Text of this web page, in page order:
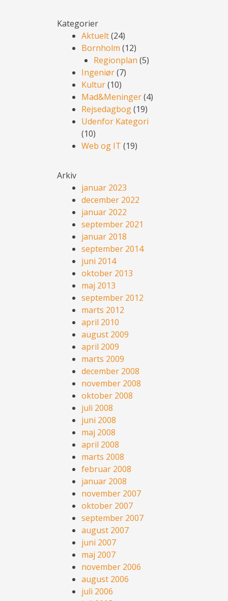
Kategorier
Aktuelt(24)
Bornholm (12)
Regionplan (5)
Ingeniør(7)
Kultur(10)
Mad&Meninger(4)
Rejsedagbog(19)
Udenfor Kategori
(10)
Web og IT (19)
Arkiv
januar 2023
december 2022
januar 2022
september 2021
januar 2018
september 2014
juni 2014
oktober 2013
maj 2013
september 2012
marts 2012
april 2010
august 2009
april 2009
marts 2009
december 2008
november 2008
oktober 2008
juli 2008
juni 2008
maj 2008
april 2008
marts 2008
februar 2008
januar 2008
november 2007
oktober 2007
september 2007
august 2007
juni 2007
maj 2007
november 2006
august 2006
juli 2006